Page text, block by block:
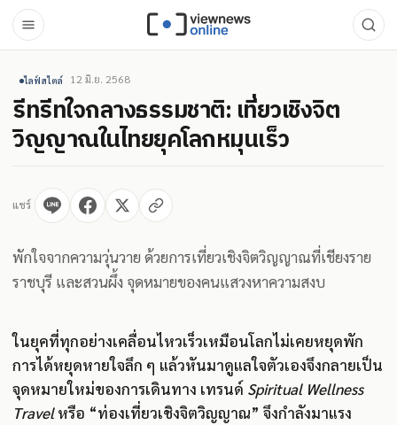
ไลฟ์สไตล์ 12 มิ.ย. 2568
รีทรีทใจกลางธรรมชาติ: เที่ยวเชิงจิต
วิญญาณในไทยยุคโลกหมุนเร็ว
แชร์
พักใจจากความวุ่นวาย ด้วยการเที่ยวเชิงจิตวิญญาณที่เชียงราย
ราชบุรี และสวนผึ้ง จุดหมายของคนแสวงหาความสงบ
ในยุคที่ทุกอย่างเคลื่อนไหวเร็วเหมือนโลกไม่เคยหยุดพัก
การได้หยุดหายใจลึก ๆ แล้วหันมาดูแลใจตัวเองจึงกลายเป็น
จุดหมายใหม่ของการเดินทาง เทรนด์ Spiritual Wellness
Travelหรือ “ท่องเที่ยวเชิงจิตวิญญาณ” จึงกำลังมาแรง